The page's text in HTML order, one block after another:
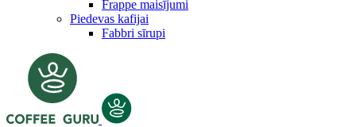
Frappe maisījumi
Piedevas kafijai
Fabbri sīrupi